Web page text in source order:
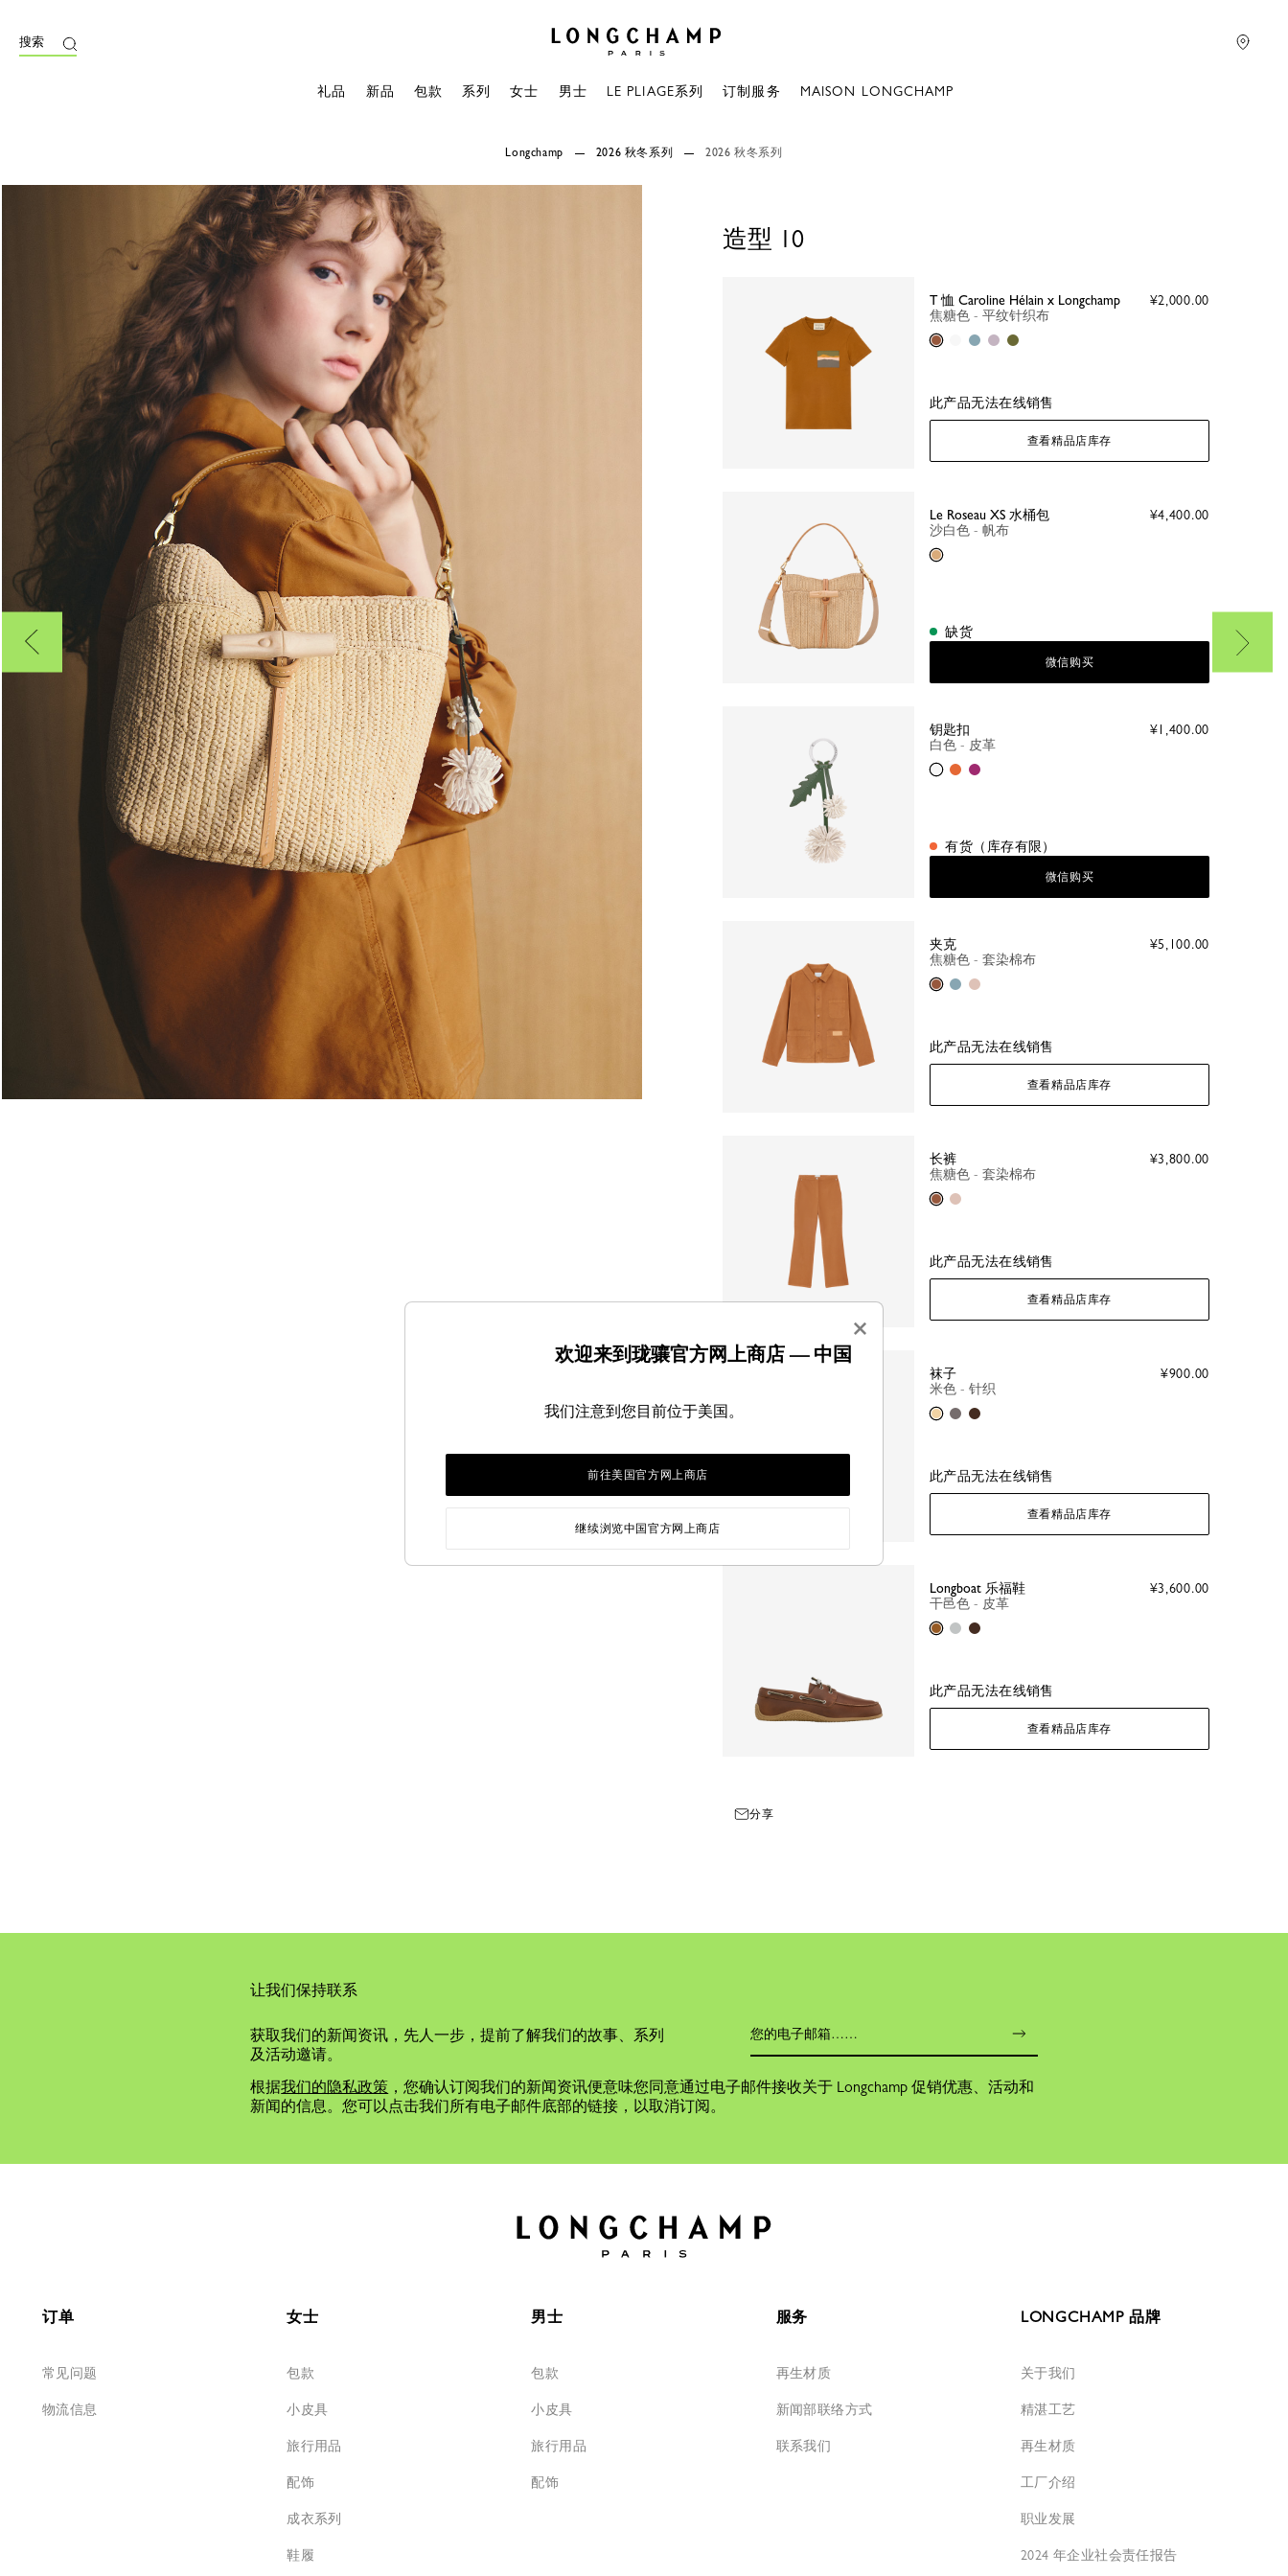
搜索
礼品 新品 包款 系列 女士 男士 LE PLIAGE系列 订制服务 MAISON LONGCHAMP
Longchamp 2026 秋冬系列 2026 秋冬系列
造型 10
T 恤 Caroline Hélain x Longchamp
焦糖色 - 平纹针织布
焦糖色
白色Thistle
Ballet橄榄绿
¥2,000.00
此产品无法在线销售
查看精品店库存
Le Roseau XS 水桶包
沙白色 - 帆布
沙白色
¥4,400.00
缺货
微信购买
钥匙扣
白色 - 皮革
白色橙色牡丹红
¥1,400.00
有货（库存有限）
微信购买
夹克
焦糖色 - 套染棉布
焦糖色
Thistle
Ballet
¥5,100.00
此产品无法在线销售
查看精品店库存
长裤
焦糖色 - 套染棉布
焦糖色
Ballet
¥3,800.00
此产品无法在线销售
查看精品店库存
袜子
米色 - 针织
米色灰色摩卡色
¥900.00
此产品无法在线销售
查看精品店库存
Longboat 乐福鞋
干邑色 - 皮革
干邑色
矿物色摩卡色
¥3,600.00
此产品无法在线销售
查看精品店库存
分享
让我们保持联系
获取我们的新闻资讯，先人一步，提前了解我们的故事、系列
及活动邀请。
根据我们的隐私政策 ，您确认订阅我们的新闻资讯便意味您同意通过电子邮件接收关于 Longchamp 促销优惠、活动和
新闻的信息。您可以点击我们所有电子邮件底部的链接，以取消订阅。
订单
常见问题
物流信息
女士
包款
小皮具
旅行用品
配饰
成衣系列
鞋履
男士
包款
小皮具
旅行用品
配饰
服务
再生材质
新闻部联络方式
联系我们
LONGCHAMP 品牌
关于我们
精湛工艺
再生材质
工厂介绍
职业发展
2024 年企业社会责任报告
×
欢迎来到珑骧官方网上商店 — 中国
我们注意到您目前位于美国。
前往美国官方网上商店
继续浏览中国官方网上商店